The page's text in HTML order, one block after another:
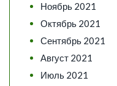
Ноябрь 2021
Октябрь 2021
Сентябрь 2021
Август 2021
Июль 2021